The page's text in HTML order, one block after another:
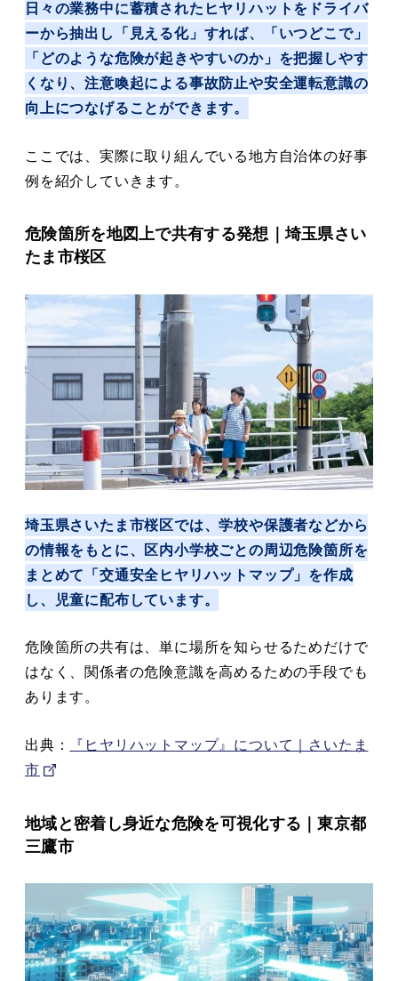
日々の業務中に蓄積されたヒヤリハットをドライバ
ーから抽出し「見える化」すれば、「いつどこで」
「どのような危険が起きやすいのか」を把握しやす
くなり、注意喚起による事故防止や安全運転意識の
向上につなげることができます。
ここでは、実際に取り組んでいる地方自治体の好事
例を紹介していきます。
危険箇所を地図上で共有する発想 ｜埼玉県さい
たま市桜区
埼玉県さいたま市桜区では、学校や保護者などから
の情報をもとに、区内小学校ごとの周辺危険箇所を
まとめて「交通安全ヒヤリハットマップ」を作成
し、児童に配布しています。
危険箇所の共有は、単に場所を知らせるためだけで
はなく、関係者の危険意識を高めるための手段でも
あります。
出典：
『ヒヤリハットマップ』について｜さいたま
市
地域と密着し身近な危険を可視化する ｜東京都
三鷹市